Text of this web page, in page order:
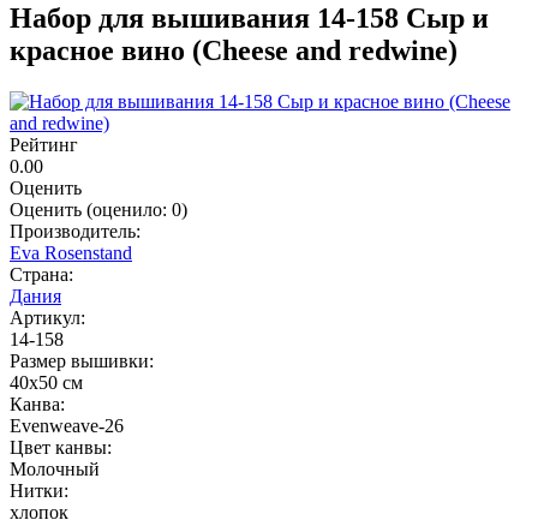
Набор для вышивания 14-158 Сыр и
красное вино (Cheese and redwine)
Рейтинг
0.00
Оценить
Оценить (оценило: 0)
Производитель:
Eva Rosenstand
Страна:
Дания
Артикул:
14-158
Размер вышивки:
40x50 см
Канва:
Evenweave-26
Цвет канвы:
Молочный
Нитки:
хлопок